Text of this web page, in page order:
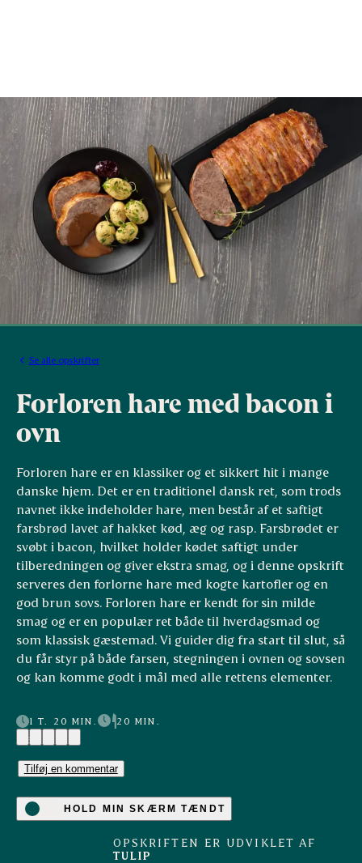
Se alle opskrifter
Forloren hare med bacon i
ovn
Forloren hare er en klassiker og et sikkert hit i mange
danske hjem. Det er en traditionel dansk ret, som trods
navnet ikke indeholder hare, men består af et saftigt
farsbrød lavet af hakket kød, æg og rasp. Farsbrødet er
svøbt i bacon, hvilket holder kødet saftigt under
tilberedningen og giver ekstra smag, og i denne opskrift
serveres den forlorne hare med kogte kartofler og en
god brun sovs. Forloren hare er kendt for sin milde
smag og er en populær ret både til hverdagsmad og
som klassisk gæstemad. Vi guider dig fra start til slut, så
du får styr på både farsen, stegningen i ovnen og sovsen
og kan komme godt i mål med alle rettens elementer.
1 T. 20 MIN.
20 MIN.
(5)
Tilføj en kommentar
HOLD MIN SKÆRM TÆNDT
OPSKRIFTEN ER UDVIKLET AF
TULIP